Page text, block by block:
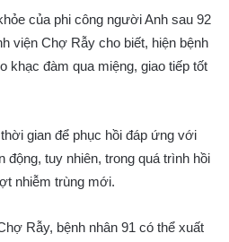
của phi công người Anh sau 92
viện Chợ Rẫy cho biết, hiện bệnh
khạc đàm qua miệng, giao tiếp tốt
gian để phục hồi đáp ứng với
tuy nhiên, trong quá trình hồi
nhiễm trùng mới.
Rẫy, bệnh nhân 91 có thể xuất